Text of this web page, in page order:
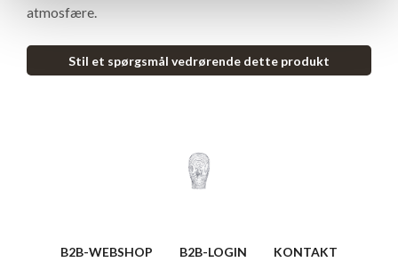
atmosfære.
Stil et spørgsmål vedrørende dette produkt
B2B-WEBSHOP B2B-LOGIN KONTAKT